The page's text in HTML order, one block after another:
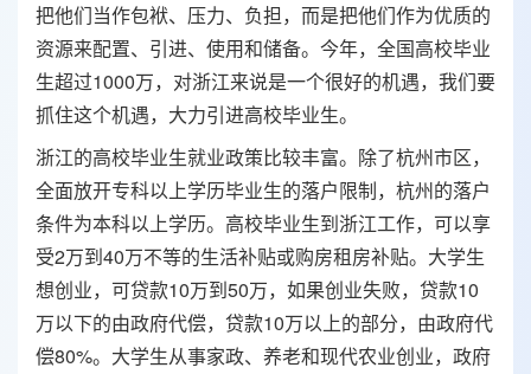
把他们当作包袱、压力、负担，而是把他们作为优质的
资源来配置、引进、使用和储备。今年，全国高校毕业
生超过1000万，对浙江来说是一个很好的机遇，我们要
抓住这个机遇，大力引进高校毕业生。
浙江的高校毕业生就业政策比较丰富。除了杭州市区，
全面放开专科以上学历毕业生的落户限制，杭州的落户
条件为本科以上学历。高校毕业生到浙江工作，可以享
受2万到40万不等的生活补贴或购房租房补贴。大学生
想创业，可贷款10万到50万，如果创业失败，贷款10
万以下的由政府代偿，贷款10万以上的部分，由政府代
偿80%。大学生从事家政、养老和现代农业创业，政府